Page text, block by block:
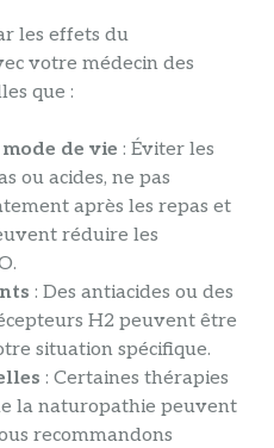
les effets du
votre médecin des
que :
de vie : Éviter les
ou acides, ne pas
après les repas et
réduire les
: Des antiacides ou des
H2 peuvent être
situation spécifique.
: Certaines thérapies
la naturopathie peuvent
recommandons